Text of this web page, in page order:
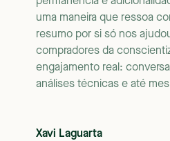
uma maneira que ressoa
resumo por si só nos
compradores da
engajamento real:
análises técnicas e até
Xavi Laguarta